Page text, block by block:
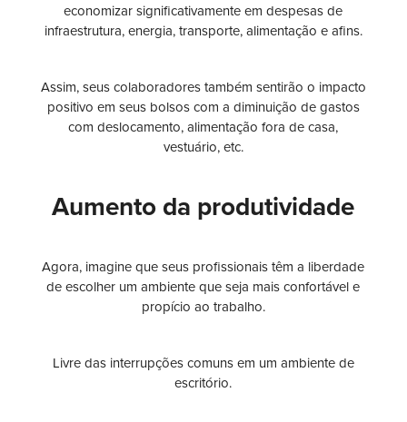
economizar significativamente em despesas de
infraestrutura, energia, transporte, alimentação e afins.
Assim, seus colaboradores também sentirão o impacto
positivo em seus bolsos com a diminuição de gastos
com deslocamento, alimentação fora de casa,
vestuário, etc.
Aumento da produtividade
Agora, imagine que seus profissionais têm a liberdade
de escolher um ambiente que seja mais confortável e
propício ao trabalho.
Livre das interrupções comuns em um ambiente de
escritório.